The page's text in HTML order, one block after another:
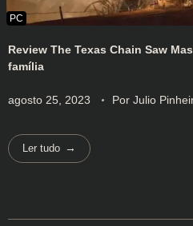
Review The Texas Chain Saw
família
agosto 25, 2023 Por Julio
Ler tudo